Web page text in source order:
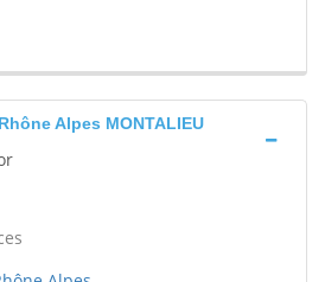
Alpes MONTALIEU